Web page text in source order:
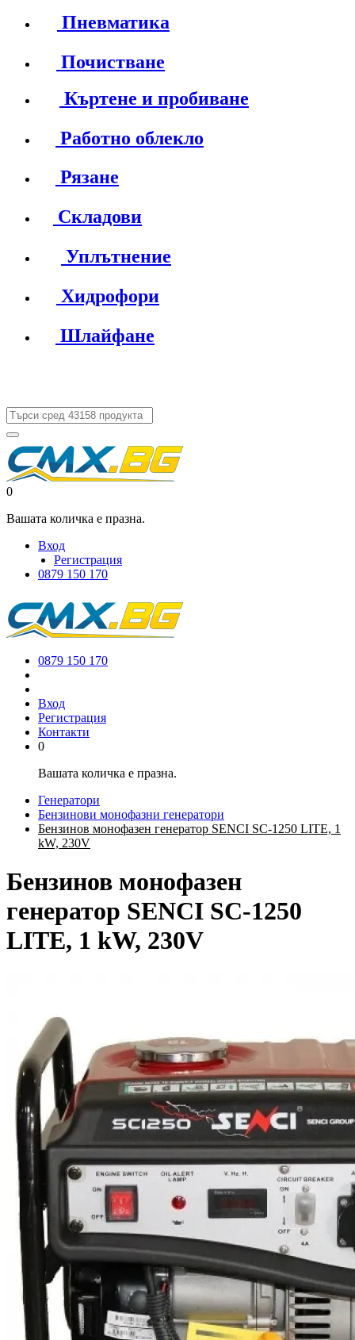
Пневматика
Почистване
Къртене и пробиване
Работно облекло
Рязане
Складови
Уплътнение
Хидрофори
Шлайфане
0
Вашата количка е празна.
Вход
Регистрация
0879 150 170
0879 150 170
Вход
Регистрация
Контакти
0
Вашата количка е празна.
Генератори
Бензинови монофазни генератори
Бензинов монофазен генератор SENCI SC-1250 LITE, 1
kW, 230V
Бензинов монофазен
генератор SENCI SC-1250
LITE, 1 kW, 230V